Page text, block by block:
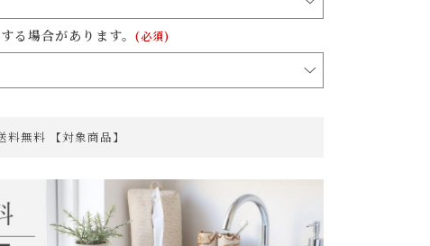
る場合があります。 (必須)
無料 【対象商品】